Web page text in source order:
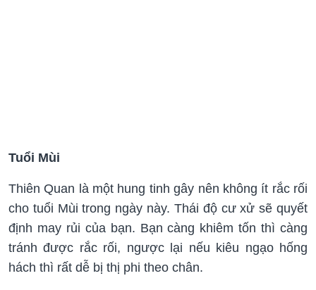
Tuổi Mùi
Thiên Quan là một hung tinh gây nên không ít rắc rối
cho tuổi Mùi trong ngày này. Thái độ cư xử sẽ quyết
định may rủi của bạn. Bạn càng khiêm tốn thì càng
tránh được rắc rối, ngược lại nếu kiêu ngạo hống
hách thì rất dễ bị thị phi theo chân.